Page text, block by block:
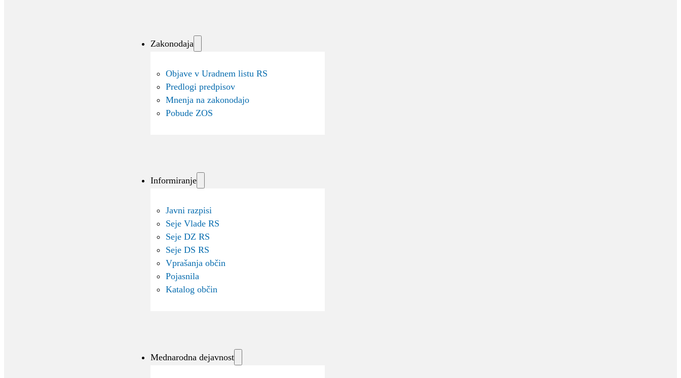
Zakonodaja
Objave v Uradnem listu RS
Predlogi predpisov
Mnenja na zakonodajo
Pobude ZOS
Informiranje
Javni razpisi
Seje Vlade RS
Seje DZ RS
Seje DS RS
Vprašanja občin
Pojasnila
Katalog občin
Mednarodna dejavnost